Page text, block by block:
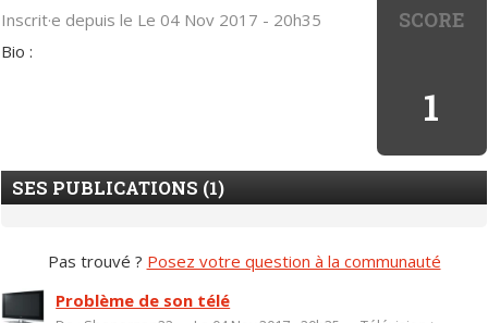
SCORE
1
Inscrit·e depuis le Le 04 Nov 2017 - 20h35
Bio :
SES PUBLICATIONS (1)
Pas trouvé ? Posez votre question à la communauté
Problème de son télé